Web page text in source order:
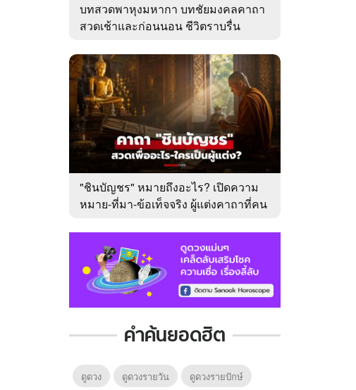
บทสวดพาหุงมหากา บทชัยมงคลคาถา
สวดเช้าและก่อนนอน ชีวิตราบรื่น
"ชินบัญชร" หมายถึงอะไร? เปิดความ
หมาย-ที่มา-ข้อเท็จจริง ผู้แต่งคาถาที่คน
คำค้นยอดฮิต
ดูดวง ดูดวงรายวัน
ดูดวงรายปักษ์